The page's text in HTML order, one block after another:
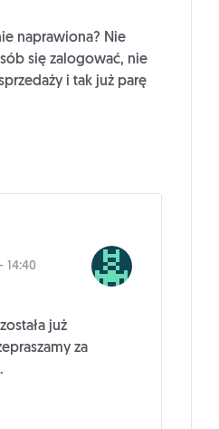
naprawiona? Nie
się zalogować, nie
i tak już parę
14:40
już
za